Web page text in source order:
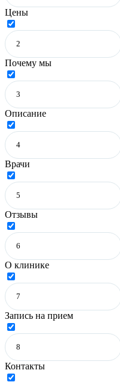
Цены
Почему мы
Описание
Врачи
Отзывы
О клинике
Запись на прием
Контакты